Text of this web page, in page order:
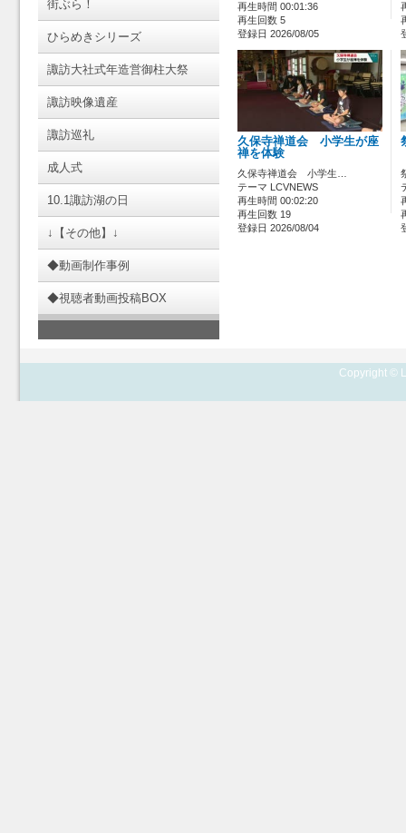
街ぶら！
ひらめきシリーズ
諏訪大社式年造営御柱大祭
諏訪映像遺産
諏訪巡礼
成人式
10.1諏訪湖の日
↓【その他】↓
◆動画制作事例
◆視聴者動画投稿BOX
再生時間 00:01:36
再生回数 5
登録日 2026/08/05
久保寺禅道会 小学生が座
禅を体験
久保寺禅道会 小学生…
テーマ LCVNEWS
再生時間 00:02:20
再生回数 19
登録日 2026/08/04
Copyright ©